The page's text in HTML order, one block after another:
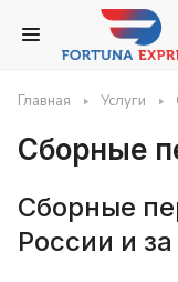
Главная Услуги
Сборные
Сборные
России и